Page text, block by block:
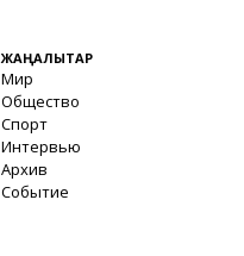
ЖАҢАЛЫҚТАР
Мир
Общество
Спорт
Интервью
Архив
Событие